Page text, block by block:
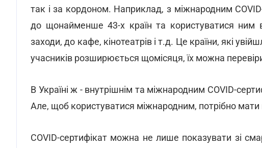
так і за кордоном. Наприклад, з міжнародним
до щонайменше 43-х країн та користуватися ним
заходи, до кафе, кінотеатрів і т.д. Це країни, які
учасників розширюється щомісяця, їх можна
В Україні ж - внутрішнім та міжнародним COVID-
Але, щоб користуватися міжнародним, потрібно
COVID-сертифікат можна не лише показувати зі